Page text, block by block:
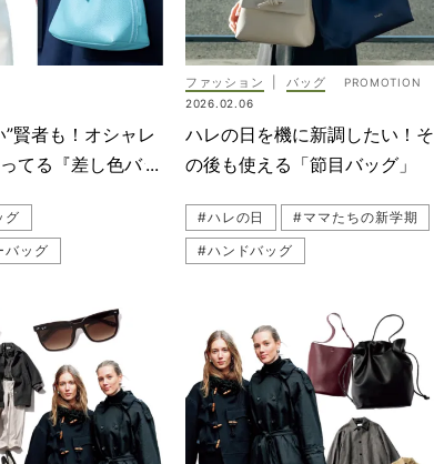
デルヴォー）
ッグ
#PIERRE HARDY（ピエール アルディ）
#ハンドバッグ
#DELVAUX（デルヴォー）
#SNAP
#ショルダーバッグ
”賢者も！オシャレ
てる『差し色バッ
グ
バッグ
#読者スナップ
ァジック）
ァレクストラ）
ファッション バッグ
2026.02.06
ハレの日を機に新調したい！そ
の後も使える「節目バッグ」
#ハレの日
#ママたちの新学期
#ハンドバッグ
#トートバッグ
#VASIC（ヴァジック）
#入学式・入園式